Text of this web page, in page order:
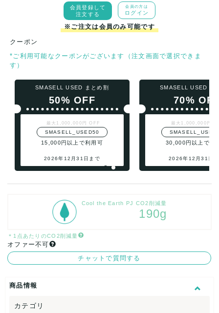
会員登録して
注文する
会員の方は
ログイン
※ご注文は会員のみ可能です
クーポン
*ご利用可能なクーポンがございます（注文画面で選択できま
す）
SMASELL USED まとめ割
50% OFF
最大1,000,000円 OFF
SMASELL_USED50
15,000円以上で利用可
2026年12月31日まで
SMASELL USED ま
70%
最大1,000,000円
30,000円以上で利
2026年12月31日
Cool the Earth PJ CO2削減量
190g
＊1点あたりのCO2削減量
オファー不可
チャットで質問する
商品情報
カテゴリ